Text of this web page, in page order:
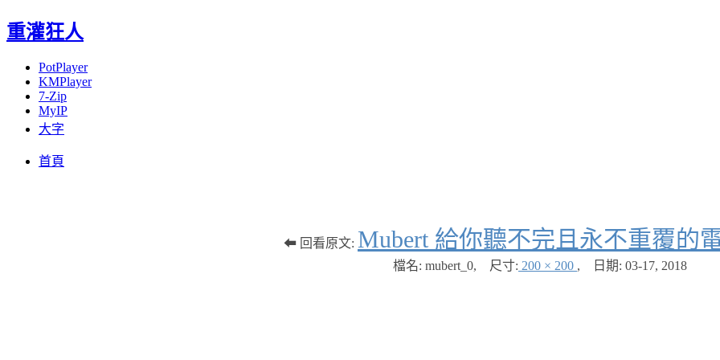
重灌狂人
PotPlayer
KMPlayer
7-Zip
MyIP
大字
首頁
⬅ 回看原文: Mubert 給你聽不完且永不重覆的
檔名: mubert_0, 尺寸: 200 × 200 , 日期: 03-17, 2018